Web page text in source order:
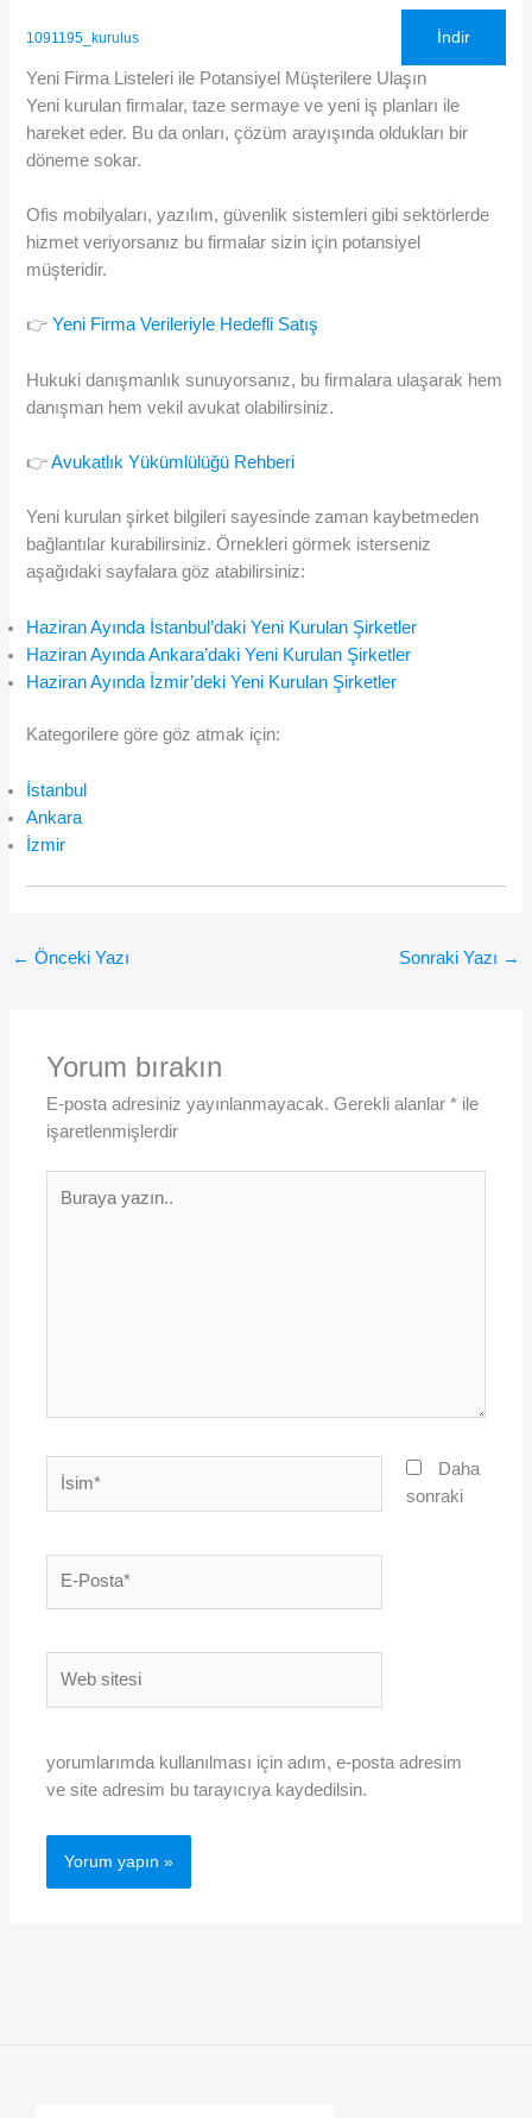
1091195_kurulus İndir
Yeni Firma Listeleri ile Potansiyel Müşterilere Ulaşın
Yeni kurulan firmalar, taze sermaye ve yeni iş planları ile
hareket eder. Bu da onları, çözüm arayışında oldukları bir
döneme sokar.
Ofis mobilyaları, yazılım, güvenlik sistemleri gibi sektörlerde
hizmet veriyorsanız bu firmalar sizin için potansiyel
müşteridir.
👉Yeni Firma Verileriyle Hedefli Satış
Hukuki danışmanlık sunuyorsanız, bu firmalara ulaşarak hem
danışman hem vekil avukat olabilirsiniz.
👉Avukatlık Yükümlülüğü Rehberi
Yeni kurulan şirket bilgileri sayesinde zaman kaybetmeden
bağlantılar kurabilirsiniz. Örnekleri görmek isterseniz
aşağıdaki sayfalara göz atabilirsiniz:
Haziran Ayında İstanbul’daki Yeni Kurulan Şirketler
Haziran Ayında Ankara’daki Yeni Kurulan Şirketler
Haziran Ayında İzmir’deki Yeni Kurulan Şirketler
Kategorilere göre göz atmak için:
İstanbul
Ankara
İzmir
← Önceki Yazı Sonraki Yazı →
Yorum bırakın
E-posta adresiniz yayınlanmayacak. Gerekli alanlar* ile
işaretlenmişlerdir
yazın..
Posta*
sitesi
Daha
sonraki
yorumlarımda kullanılması için adım, e-posta adresim
ve site adresim bu tarayıcıya kaydedilsin.